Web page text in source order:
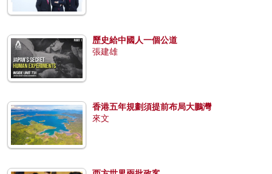
歷史給中國人一個公道
張建雄
香港五年規劃須提前布局大鵬灣
來文